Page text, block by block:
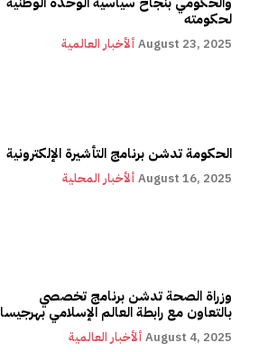
لحكومته
ألأخبار العالمية August 23, 2025
الحكومة تدشن برنامج التأشيرة الإلكترونية
ألأخبار المحلية August 16, 2025
وزراة الصحة تدشن برنامج تخصصي
بالتعاون مع رابطة العالم الإسلامي بهرجيسا
ألأخبار العالمية August 4, 2025